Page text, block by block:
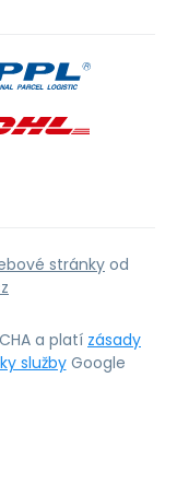
stránky od
a platí zásady
služby Google